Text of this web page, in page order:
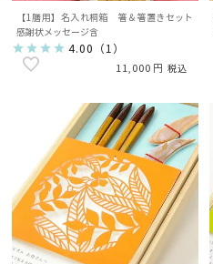
【1膳用】名入れ桐箱 箸＆箸置きセット
感謝状メッセージ含
4.00 （ 1 ）
11,000 税込